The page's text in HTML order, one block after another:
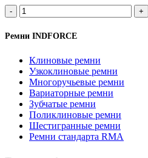
A
1470Li/
1500Lp
ремень
INDFORCE
Strongest
quantity
Ремни INDFORCE
Клиновые ремни
Узкоклиновые ремни
Многоручьевые ремни
Вариаторные ремни
Зубчатые ремни
Поликлиновые ремни
Шестигранные ремни
Ремни стандарта RMA